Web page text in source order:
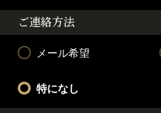
ご連絡方法
メール希望
特になし